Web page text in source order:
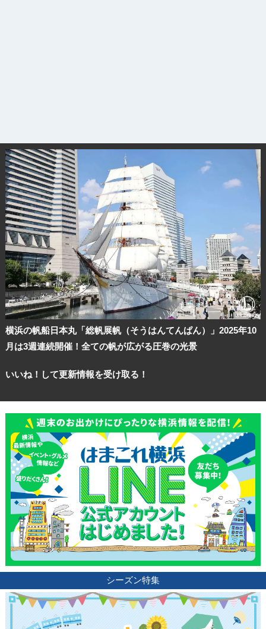
横浜の帆船日本丸「総帆展帆（そうはんてんぱん）」2025年10
月は3週連続開催！全ての帆が広がる圧巻の光景
いいね！して更新情報を受け取る！
シーズン特集